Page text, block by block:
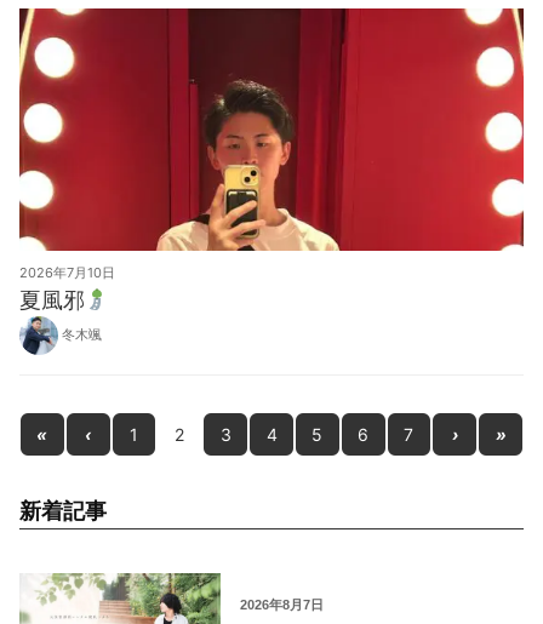
2026年7月10日
夏風邪
冬木颯
« ‹ 1 2 3 4 5 6 7 › »
新着記事
2026年8月7日